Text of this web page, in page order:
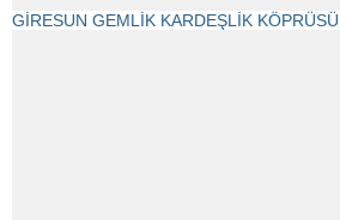
GİRESUN GEMLİK KARDEŞLİK